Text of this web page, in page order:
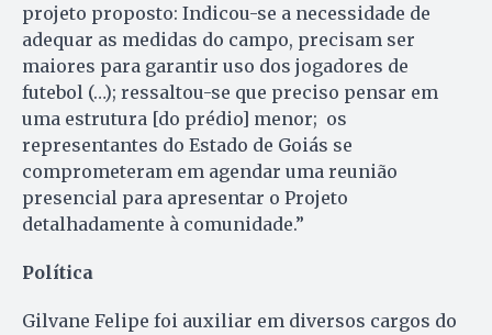
projeto proposto: Indicou-se a necessidade de
adequar as medidas do campo, precisam ser
maiores para garantir uso dos jogadores de
futebol (…); ressaltou-se que preciso pensar em
uma estrutura [do prédio] menor; os
representantes do Estado de Goiás se
comprometeram em agendar uma reunião
presencial para apresentar o Projeto
detalhadamente à comunidade.”
Política
Gilvane Felipe foi auxiliar em diversos cargos do